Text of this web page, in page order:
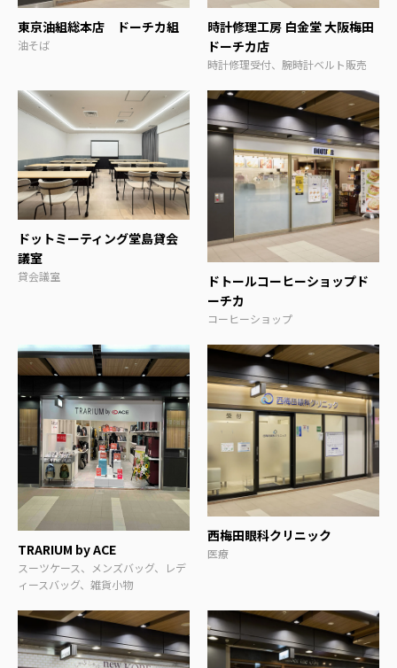
東京油組総本店 ドーチカ組
油そば
時計修理工房 白金堂 大阪梅田
ドーチカ店
時計修理受付、腕時計ベルト販売
ドットミーティング堂島貸会
議室
貸会議室
ドトールコーヒーショップド
ーチカ
コーヒーショップ
TRARIUM by ACE
スーツケース、メンズバッグ、レデ
ィースバッグ、雑貨小物
西梅田眼科クリニック
医療